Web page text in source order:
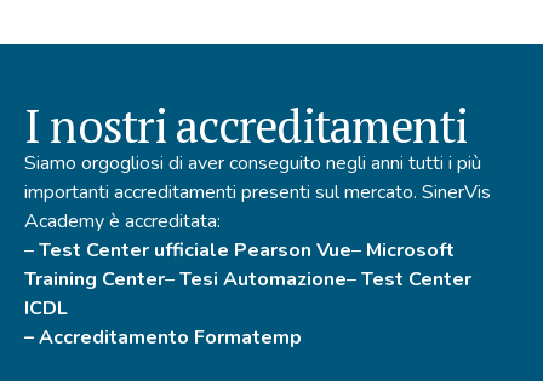
I nostri accreditamenti
Siamo orgogliosi di aver conseguito negli anni tutti i più
importanti accreditamenti presenti sul mercato. SinerVis
Academy è accreditata:
–Test Center ufficiale Pearson Vue– Microsoft
Training Center–Tesi Automazione–Test Center
ICDL
– Accreditamento Formatemp